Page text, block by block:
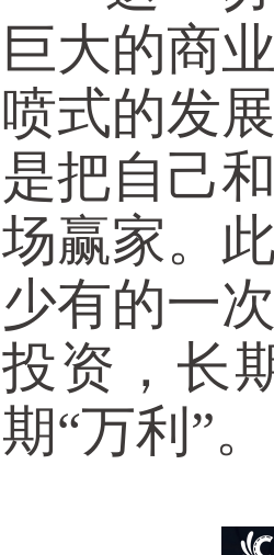
巨大的商
喷式的发
是把自己
场赢家。
少有的一
投资，长
期“万利”。